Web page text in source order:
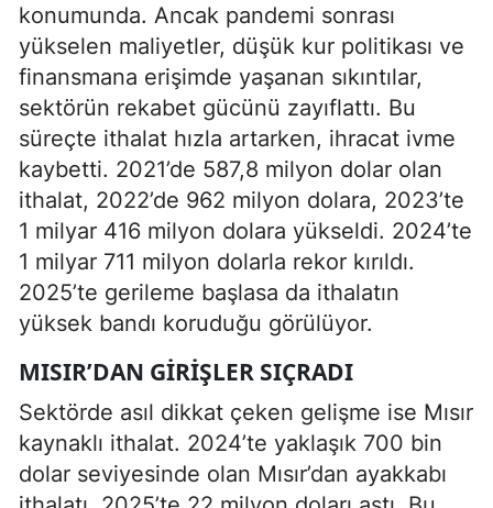
konumunda. Ancak pandemi sonrası
yükselen maliyetler, düşük kur politikası ve
finansmana erişimde yaşanan sıkıntılar,
sektörün rekabet gücünü zayıflattı. Bu
süreçte ithalat hızla artarken, ihracat ivme
kaybetti. 2021’de 587,8 milyon dolar olan
ithalat, 2022’de 962 milyon dolara, 2023’te
1 milyar 416 milyon dolara yükseldi. 2024’te
1 milyar 711 milyon dolarla rekor kırıldı.
2025’te gerileme başlasa da ithalatın
yüksek bandı koruduğu görülüyor.
MISIR’DAN GIRIŞLER SIÇRADI
Sektörde asıl dikkat çeken gelişme ise Mısır
kaynaklı ithalat. 2024’te yaklaşık 700 bin
dolar seviyesinde olan Mısır’dan ayakkabı